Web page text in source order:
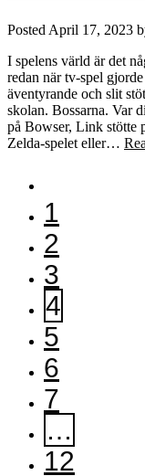
Posted April 17, 2023
I spelens värld är det
redan när tv-spel
äventyrande och slit
skolan. Bossarna. Var
på Bowser, Link stötte
Zelda-spelet eller…
1
2
3
4
5
6
7
…
12